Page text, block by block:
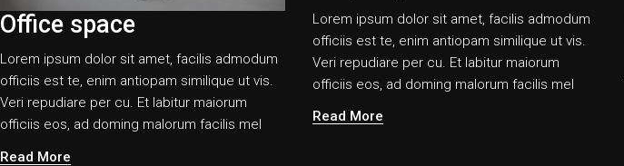
Office space
Lorem ipsum dolor sit amet, facilis admodum
officiis est te, enim antiopam similique ut vis.
Veri repudiare per cu. Et labitur maiorum
officiis eos, ad doming malorum facilis mel
Read More
Lorem ipsum dolor sit amet, facilis admodum
officiis est te, enim antiopam similique ut vis.
Veri repudiare per cu. Et labitur maiorum
officiis eos, ad doming malorum facilis mel
Read More